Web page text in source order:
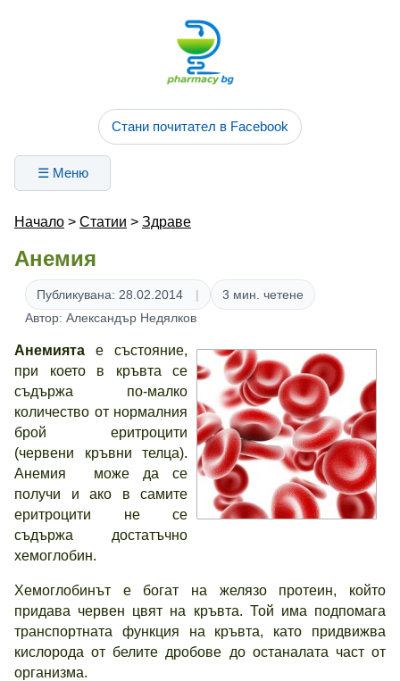
Стани почитател в Facebook
☰ Меню
Начало > Статии > Здраве
Анемия
Публикувана: 28.02.2014
3 мин. четене
Автор: Александър Недялков
Анемията е състояние,
при което в кръвта се
съдържа по-малко
количество от нормалния
брой еритроцити
(червени кръвни телца).
Анемия може да се
получи и ако в самите
еритроцити не се
съдържа достатъчно
хемоглобин.
Хемоглобинът е богат на желязо протеин, който
придава червен цвят на кръвта. Той има подпомага
транспортната функция на кръвта, като придвижва
кислорода от белите дробове до останалата част от
организма.